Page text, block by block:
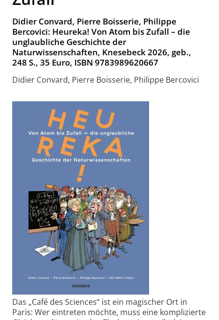
Didier Convard, Pierre Boisserie, Philippe
Bercovici: Heureka! Von Atom bis Zufall – die
unglaubliche Geschichte der
Naturwissenschaften, Knesebeck 2026, geb.,
248 S., 35 Euro, ISBN 9783989620667
Didier Convard, Pierre Boisserie, Philippe Bercovici
Das „Café des Sciences“ ist ein magischer Ort in
Paris: Wer eintreten möchte, muss eine komplizierte